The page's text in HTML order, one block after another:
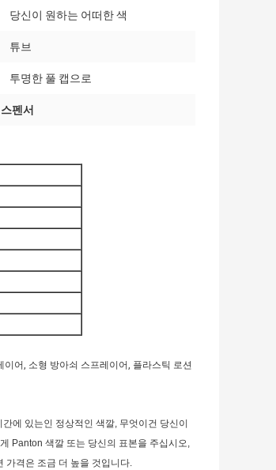
당신이 원하는 어떠한 색
튜브
투명한 풀 캡으로
펜서
어, 소형 방아쇠 스프레이어, 플라스틱 로션
에 있는인 정상적인 색깔, 무엇이건 당신이
Panton 색깔 또는 당신의 표본을 주십시오,
가격은 조금 더 높을 것입니다.